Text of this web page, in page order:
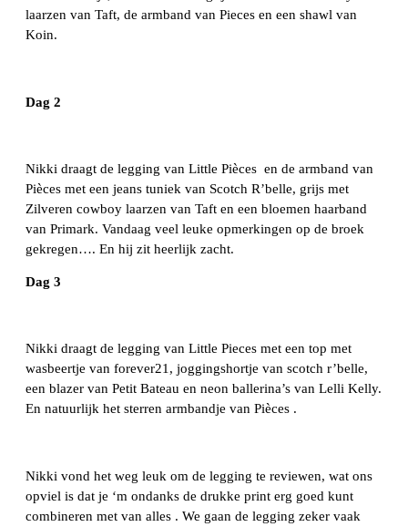
laarzen van Taft, de armband van Pieces en een shawl van
Koin.
Dag 2
Nikki draagt de legging van Little Pièces en de armband van
Pièces met een jeans tuniek van Scotch R’belle, grijs met
Zilveren cowboy laarzen van Taft en een bloemen haarband
van Primark. Vandaag veel leuke opmerkingen op de broek
gekregen…. En hij zit heerlijk zacht.
Dag 3
Nikki draagt de legging van Little Pieces met een top met
wasbeertje van forever21, joggingshortje van scotch r’belle,
een blazer van Petit Bateau en neon ballerina’s van Lelli Kelly.
En natuurlijk het sterren armbandje van Pièces .
Nikki vond het weg leuk om de legging te reviewen, wat ons
opviel is dat je ‘m ondanks de drukke print erg goed kunt
combineren met van alles . We gaan de legging zeker vaak